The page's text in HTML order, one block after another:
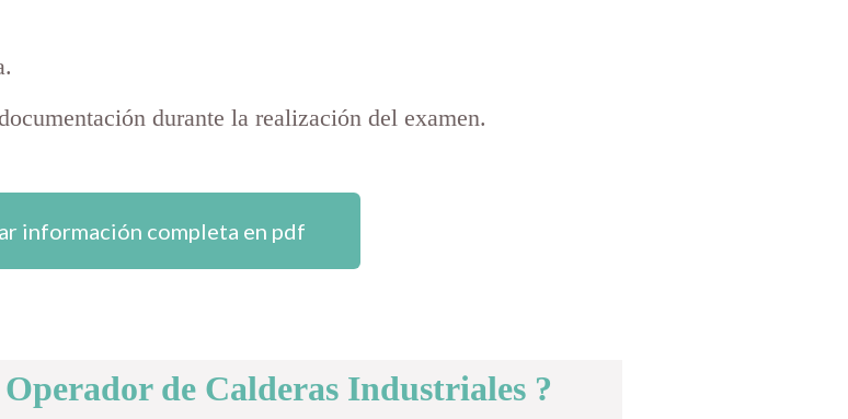
durante la realización del examen.
información completa en pdf
de Calderas Industriales ?